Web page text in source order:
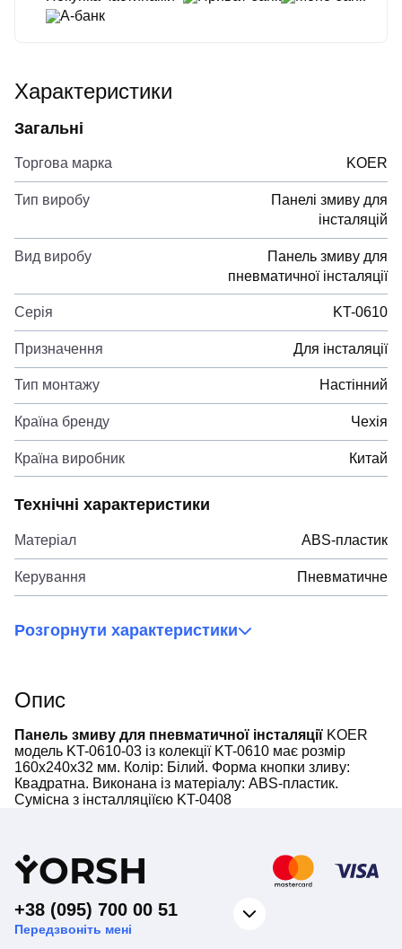
А-банк
Характеристики
Загальні
Торгова марка KOER
Тип виробу
Панелі змиву для
інсталяцій
Вид виробу
Панель змиву для
пневматичної інсталяції
Серія KT-0610
Призначення Для інсталяції
Тип монтажу Настінний
Країна бренду Чехія
Країна виробник Китай
Технічні характеристики
Матеріал ABS-пластик
Керування Пневматичне
Розгорнути характеристики
Опис
Панель змиву для пневматичної інсталяції KOER
модель KT-0610-03 із колекції KT-0610 має розмір
160x240x32 мм. Колір: Білий. Форма кнопки зливу:
Квадратна. Виконана із матеріалу: ABS-пластик.
Сумісна з інсталляціїєю KT-0408
YORSH
+38 (095) 700 00 51
Передзвоніть мені